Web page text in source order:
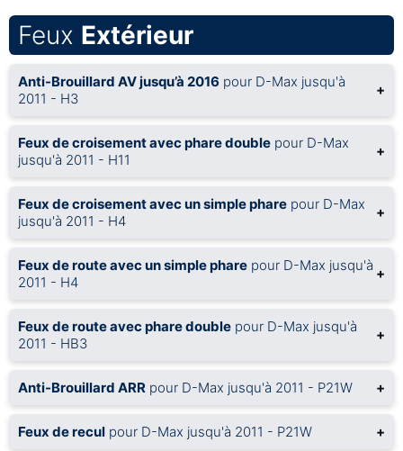
Feux Extérieur
Anti-Brouillard AV jusqu’à 2016 pour D-Max jusqu'à
2011 - H3
+
Feux de croisement avec phare double pour D-Max
jusqu'à 2011 - H11
+
Feux de croisement avec un simple phare pour D-Max
jusqu'à 2011 - H4
+
Feux de route avec un simple phare pour D-Max jusqu'à
2011 - H4
+
Feux de route avec phare double pour D-Max jusqu'à
2011 - HB3
+
Anti-Brouillard ARR pour D-Max jusqu'à 2011 - P21W +
Feux de recul pour D-Max jusqu'à 2011 - P21W +